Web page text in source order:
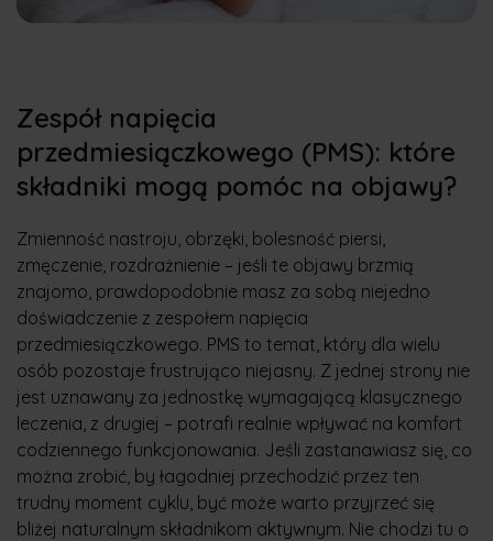
Zespół napięcia
przedmiesiączkowego (PMS): które
składniki mogą pomóc na objawy?
Zmienność nastroju, obrzęki, bolesność piersi,
zmęczenie, rozdrażnienie – jeśli te objawy brzmią
znajomo, prawdopodobnie masz za sobą niejedno
doświadczenie z zespołem napięcia
przedmiesiączkowego. PMS to temat, który dla wielu
osób pozostaje frustrująco niejasny. Z jednej strony nie
jest uznawany za jednostkę wymagającą klasycznego
leczenia, z drugiej – potrafi realnie wpływać na komfort
codziennego funkcjonowania. Jeśli zastanawiasz się, co
można zrobić, by łagodniej przechodzić przez ten
trudny moment cyklu, być może warto przyjrzeć się
bliżej naturalnym składnikom aktywnym. Nie chodzi tu o